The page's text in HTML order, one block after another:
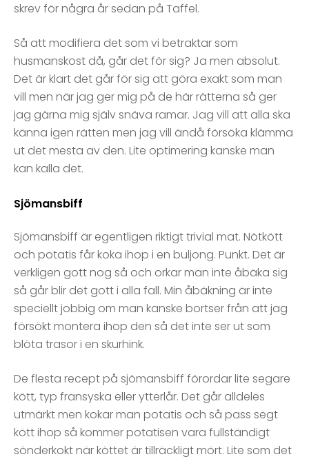
skrev för några år sedan på Taffel.
Så att modifiera det som vi betraktar som
husmanskost då, går det för sig? Ja men absolut.
Det är klart det går för sig att göra exakt som man
vill men när jag ger mig på de här rätterna så ger
jag gärna mig själv snäva ramar. Jag vill att alla ska
känna igen rätten men jag vill ändå försöka klämma
ut det mesta av den. Lite optimering kanske man
kan kalla det.
Sjömansbiff
Sjömansbiff är egentligen riktigt trivial mat. Nötkött
och potatis får koka ihop i en buljong. Punkt. Det är
verkligen gott nog så och orkar man inte åbäka sig
så går blir det gott i alla fall. Min åbäkning är inte
speciellt jobbig om man kanske bortser från att jag
försökt montera ihop den så det inte ser ut som
blöta trasor i en skurhink.
De flesta recept på sjömansbiff förordar lite segare
kött, typ fransyska eller ytterlår. Det går alldeles
utmärkt men kokar man potatis och så pass segt
kött ihop så kommer potatisen vara fullständigt
sönderkokt när köttet är tillräckligt mört. Lite som det